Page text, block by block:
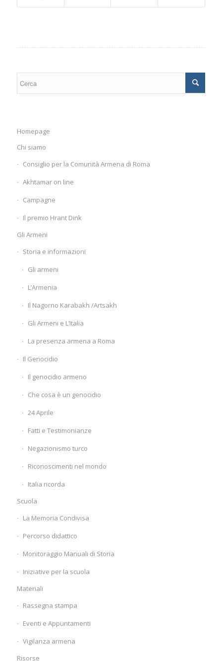
Homepage
Chi siamo
Consiglio per la Comunità Armena di Roma
Akhtamar on line
Campagne
Il premio Hrant Dink
Gli Armeni
Storia e informazioni
Gli armeni
L’Armenia
Il Nagorno Karabakh /Artsakh
Gli Armeni e L’Italia
La presenza armena a Roma
Il Genocidio
Il genocidio armeno
Che cosa è un genocidio
24 Aprile
Fatti e Testimonianze
Negazionismo turco
Riconoscimenti nel mondo
Italia ricorda
Scuola
La Memoria Condivisa
Percorso didattico
Monitoraggio Manuali di Storia
Iniziative per la scuola
Materiali
Rassegna stampa
Eventi e Appuntamenti
Vigilanza armena
Risorse